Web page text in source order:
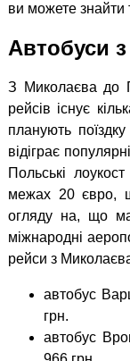
ви можете знайти
Автобуси
З Миколаєва до
рейсів існує
планують
відіграє
Польські
межах 20 євро,
огляду на, що
міжнародні
рейси з
автобус
грн.
автобус